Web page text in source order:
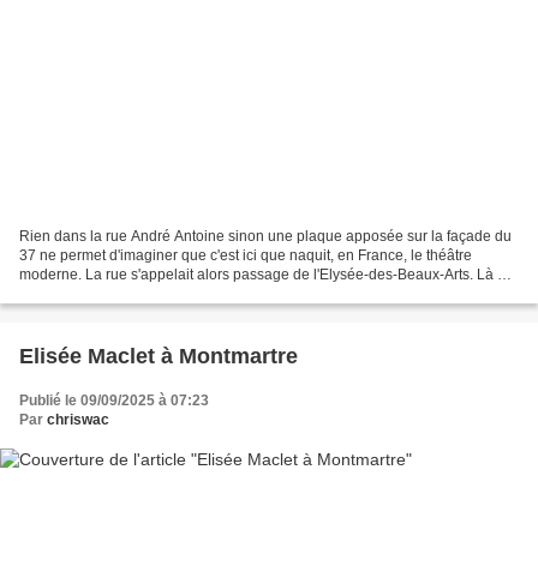
Rien dans la rue André Antoine sinon une plaque apposée sur la façade du
37 ne permet d'imaginer que c'est ici que naquit, en France, le théâtre
moderne. La rue s'appelait alors passage de l'Elysée-des-Beaux-Arts. Là où
Elisée Maclet à Montmartre
Publié le 09/09/2025 à 07:23
Par chriswac